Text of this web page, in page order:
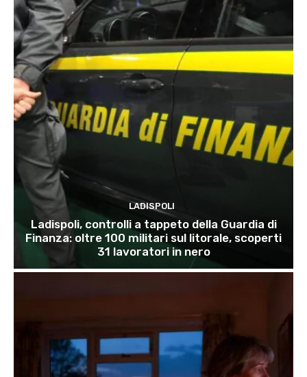
LADISPOLI
Ladispoli, controlli a tappeto della Guardia di
Finanza: oltre 100 militari sul litorale, scoperti
31 lavoratori in nero